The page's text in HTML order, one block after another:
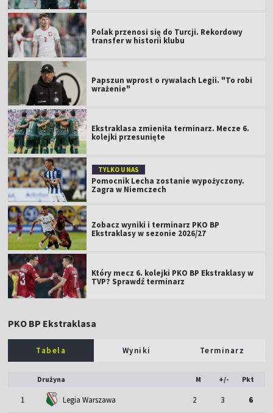
Polak przenosi się do Turcji. Rekordowy
transfer w historii klubu
Papszun wprost o rywalach Legii. "To robi
wrażenie"
Ekstraklasa zmieniła terminarz. Mecze 6.
kolejki przesunięte
TYLKO U NAS
Pomocnik Lecha zostanie wypożyczony.
Zagra w Niemczech
Zobacz wyniki i terminarz PKO BP
Ekstraklasy w sezonie 2026/27
Który mecz 6. kolejki PKO BP Ekstraklasy w
TVP? Sprawdź terminarz
PKO BP Ekstraklasa
Tabela Wyniki Terminarz
Drużyna M +/- Pkt
1 Legia Warszawa 2 3 6